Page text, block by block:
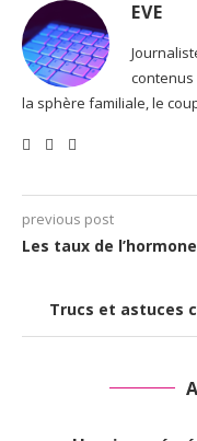
EVE
contenus
la sphère familiale, le
previous post
Les taux de
Trucs et astuces